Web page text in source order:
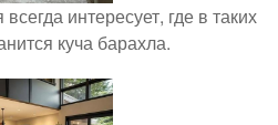
интересует, где в таких
куча барахла.